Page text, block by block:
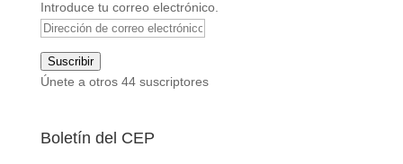
Introduce tu correo electrónico.
Dirección
correo
electrónico
Suscribir
Únete a otros 44 suscriptores
Boletín del CEP